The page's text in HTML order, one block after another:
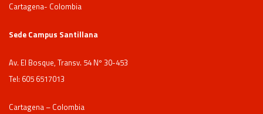
Cartagena- Colombia
Sede Campus Santillana
Av. El Bosque, Transv. 54 Nº 30-453
Tel: 605 6517013
Cartagena – Colombia